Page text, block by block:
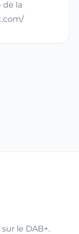
la
le DAB+.